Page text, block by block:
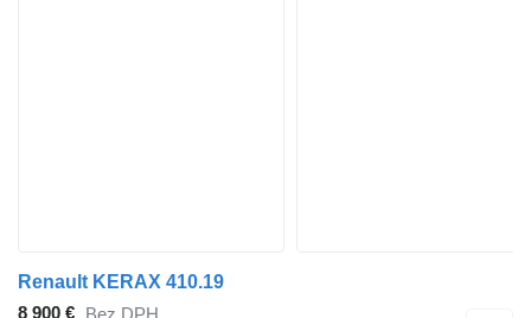
Renault KERAX 410.19
8 900 €